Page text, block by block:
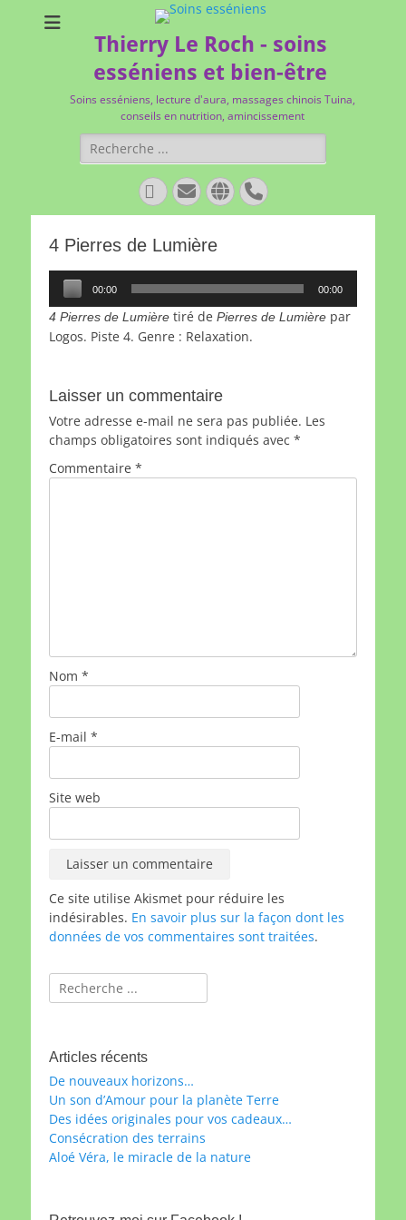
Thierry Le Roch - soins
esséniens et bien-être
Soins esséniens, lecture d'aura, massages chinois Tuina,
conseils en nutrition, amincissement
Rechercher :
Facebook
E-
mail
Site
web
Tél
4 Pierres de Lumière
Lecteur
audio
00:00 00:00
4 Pierres de Lumière tiré de Pierres de Lumière par
Logos. Piste 4. Genre : Relaxation.
Laisser un commentaire
Votre adresse e-mail ne sera pas publiée. Les
champs obligatoires sont indiqués avec *
Commentaire *
Nom *
E-mail *
Site web
Ce site utilise Akismet pour réduire les
indésirables. En savoir plus sur la façon dont les
données de vos commentaires sont traitées.
Rechercher :
Articles récents
De nouveaux horizons…
Un son d’Amour pour la planète Terre
Des idées originales pour vos cadeaux…
Consécration des terrains
Aloé Véra, le miracle de la nature